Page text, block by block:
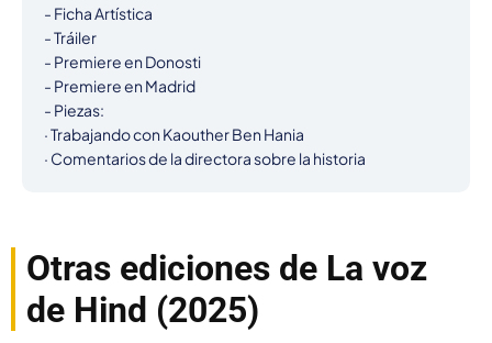
- Ficha Artística
- Tráiler
- Premiere en Donosti
- Premiere en Madrid
- Piezas:
· Trabajando con Kaouther Ben Hania
· Comentarios de la directora sobre la historia
Otras ediciones de La voz
de Hind (2025)